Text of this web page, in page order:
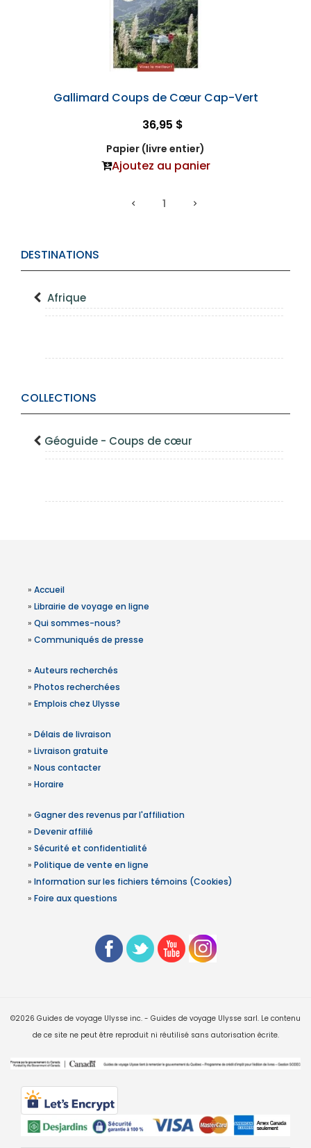
DESTINATIONS
Afrique
COLLECTIONS
Géoguide - Coups de cœur
Gallimard Coups de Cœur Cap-Vert
36,95 $
Papier (livre entier)
Ajoutez au panier
1
» Accueil
» Librairie de voyage en ligne
» Qui sommes-nous?
» Communiqués de presse
» Auteurs recherchés
» Photos recherchées
» Emplois chez Ulysse
» Délais de livraison
» Livraison gratuite
» Nous contacter
» Horaire
» Gagner des revenus par l'affiliation
» Devenir affilié
» Sécurité et confidentialité
» Politique de vente en ligne
» Information sur les fichiers témoins (Cookies)
» Foire aux questions
©2026 Guides de voyage Ulysse inc. - Guides de voyage Ulysse sarl. Le contenu
de ce site ne peut être reproduit ni réutilisé sans autorisation écrite.